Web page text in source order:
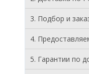
3. Подбор и
4.
5. Гарантии по